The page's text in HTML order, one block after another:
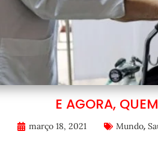
E AGORA,
março 18, 2021 Mundo,